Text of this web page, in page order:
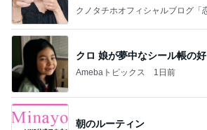
クノタチホオフィシャルブログ「
クロ 娘が夢中なシール帳の
Amebaトピックス 1日前
朝のルーティン